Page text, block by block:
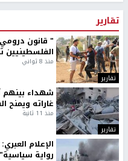
تقارير
تقارير
" قانون
الفلسطينيين
منذ 8 ثواني
تقارير
شهداء بينهم
غاراته ويمنح
منذ 11 ثانية
الإعلام
رواية سياسية"